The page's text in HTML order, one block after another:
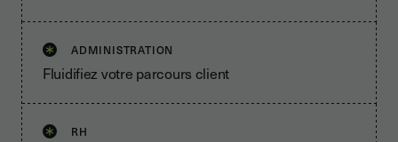
ADMINISTRATION
Fluidifiez votre parcours client
RH